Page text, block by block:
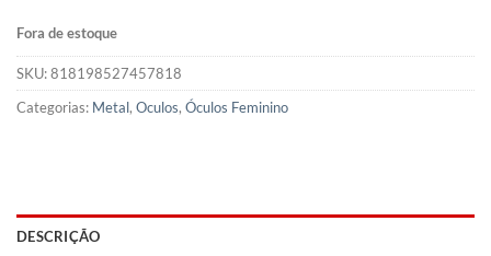
Fora de estoque
SKU:818198527457818
Categorias: Metal, Oculos, Óculos Feminino
DESCRIÇÃO